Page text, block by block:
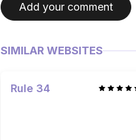
Add your comment
SIMILAR WEBSITES
Rule 34